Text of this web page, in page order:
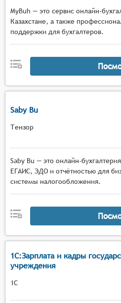
MyBuh — это сервис онлайн-
Казахстане, а также
поддержки для бухгалтеров.
Saby Bu
Тензор
Saby Bu — это онлайн-
ЕГАИС, ЭДО и отчётностью для
системы налогообложения.
1С:Зарплата и кадры
учреждения
1С